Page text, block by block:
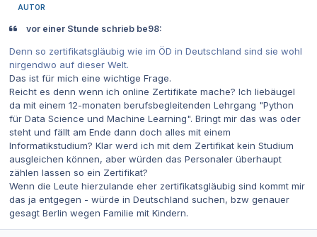
AUTOR
vor einer Stunde schrieb be98:
Denn so zertifikatsgläubig wie im ÖD in Deutschland sind sie wohl
nirgendwo auf dieser Welt.
Das ist für mich eine wichtige Frage.
Reicht es denn wenn ich online Zertifikate mache? Ich liebäugel
da mit einem 12-monaten berufsbegleitenden Lehrgang "Python
für Data Science und Machine Learning". Bringt mir das was oder
steht und fällt am Ende dann doch alles mit einem
Informatikstudium? Klar werd ich mit dem Zertifikat kein Studium
ausgleichen können, aber würden das Personaler überhaupt
zählen lassen so ein Zertifikat?
Wenn die Leute hierzulande eher zertifikatsgläubig sind kommt mir
das ja entgegen - würde in Deutschland suchen, bzw genauer
gesagt Berlin wegen Familie mit Kindern.